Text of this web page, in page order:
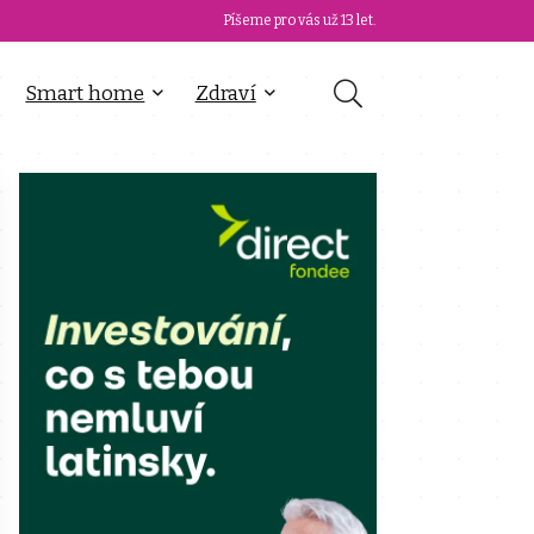
Píšeme pro vás už 13 let.
Smart home Zdraví